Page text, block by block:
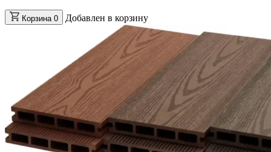
Корзина 0 Добавлен в корзину